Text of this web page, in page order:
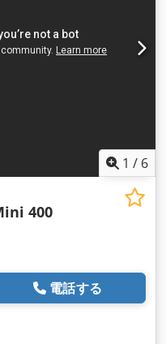
ーヘッド：ワイドネックボ
Al Ror
1 / 6
400
電話する